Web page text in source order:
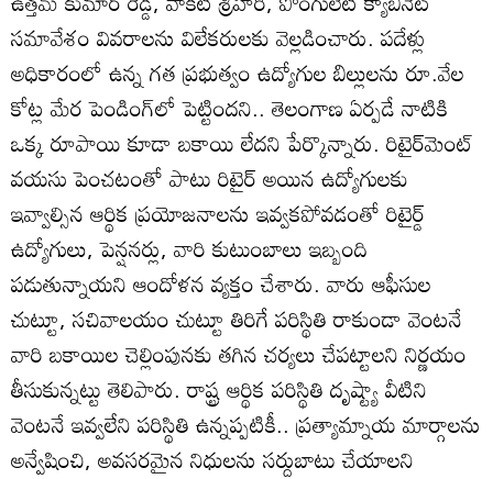
సమావేశం వివరాలను విలేకరులకు వెల్లడించారు. పదేళ్లు
అధికారంలో ఉన్న గత ప్రభుత్వం ఉద్యోగుల బిల్లులను రూ.వేల
కోట్ల మేర పెండింగ్‌లో పెట్టిందని.. తెలంగాణ ఏర్పడే నాటికి
ఒక్క రూపాయి కూడా బకాయి లేదని పేర్కొన్నారు. రిటైర్‌మెంట్‌
వయసు పెంచటంతో పాటు రిటైర్‌ అయిన ఉద్యోగులకు
ఇవ్వాల్సిన ఆర్థిక ప్రయోజనాలను ఇవ్వకపోవడంతో రిటైర్డ్‌
ఉద్యోగులు, పెన్షనర్లు, వారి కుటుంబాలు ఇబ్బంది
పడుతున్నాయని ఆందోళన వ్యక్తం చేశారు. వారు ఆఫీసుల
చుట్టూ, సచివాలయం చుట్టూ తిరిగే పరిస్థితి రాకుండా వెంటనే
వారి బకాయిల చెల్లింపునకు తగిన చర్యలు చేపట్టాలని నిర్ణయం
తీసుకున్నట్టు తెలిపారు. రాష్ట్ర ఆర్థిక పరిస్థితి దృష్ట్యా వీటిని
వెంటనే ఇవ్వలేని పరిస్థితి ఉన్నప్పటికీ.. ప్రత్యామ్నాయ మార్గాలను
అన్వేషించి, అవసరమైన నిధులను సర్దుబాటు చేయాలని